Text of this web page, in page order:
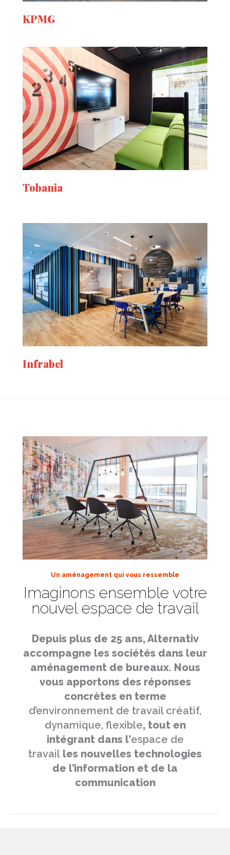
KPMG
Tobania
Infrabel
Un aménagement qui vous ressemble
Imaginons ensemble votre
nouvel espace de travail
Depuis plus de 25 ans, Alternativ
accompagne les sociétés dans leur
aménagement de bureaux. Nous
vous apportons des réponses
concrètes en terme
d’environnement de travail créatif,
dynamique, flexible, tout en
intégrant dans l’espace de
travail les nouvelles technologies
de l’information et de la
communication